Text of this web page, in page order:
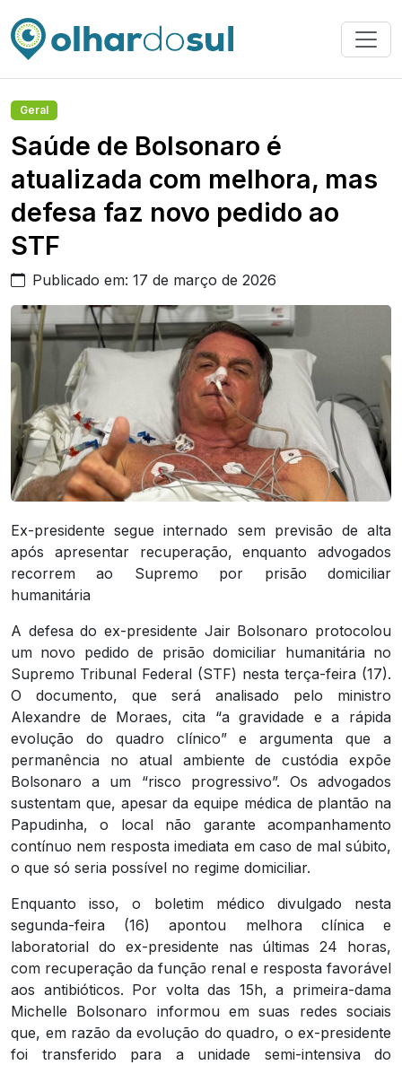
Geral
Saúde de Bolsonaro é
atualizada com melhora, mas
defesa faz novo pedido ao
STF
Publicado em: 17 de março de 2026
Ex-presidente segue internado sem previsão de alta
após apresentar recuperação, enquanto advogados
recorrem ao Supremo por prisão domiciliar
humanitária
A defesa do ex-presidente Jair Bolsonaro protocolou
um novo pedido de prisão domiciliar humanitária no
Supremo Tribunal Federal (STF) nesta terça-feira (17).
O documento, que será analisado pelo ministro
Alexandre de Moraes, cita “a gravidade e a rápida
evolução do quadro clínico” e argumenta que a
permanência no atual ambiente de custódia expõe
Bolsonaro a um “risco progressivo”. Os advogados
sustentam que, apesar da equipe médica de plantão na
Papudinha, o local não garante acompanhamento
contínuo nem resposta imediata em caso de mal súbito,
o que só seria possível no regime domiciliar.
Enquanto isso, o boletim médico divulgado nesta
segunda-feira (16) apontou melhora clínica e
laboratorial do ex-presidente nas últimas 24 horas,
com recuperação da função renal e resposta favorável
aos antibióticos. Por volta das 15h, a primeira-dama
Michelle Bolsonaro informou em suas redes sociais
que, em razão da evolução do quadro, o ex-presidente
foi transferido para a unidade semi-intensiva do